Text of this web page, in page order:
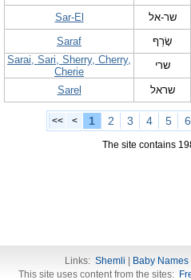
Sar-El
שר-אל
Saraf
שָׂרַף
Sarai, Sari, Sherry, Cherry,
Cherie
שרי
Sarel שראל
<< < 1 2 3 4 5 6
The site contains
Links: Shemli Baby Names
This site uses content from the sites: